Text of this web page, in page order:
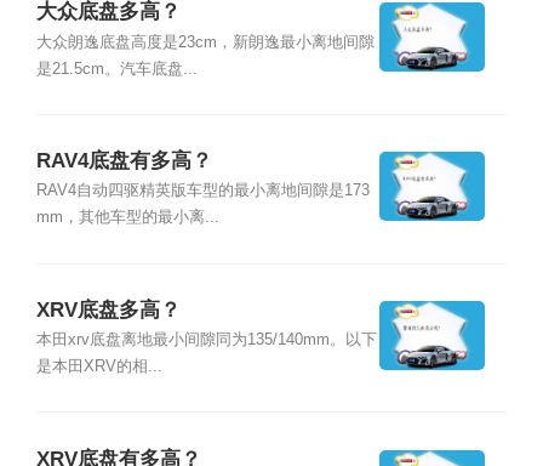
大众底盘多高？
大众朗逸底盘高度是23cm，新朗逸最小离地间隙
是21.5cm。汽车底盘...
RAV4底盘有多高？
RAV4自动四驱精英版车型的最小离地间隙是173
mm，其他车型的最小离...
XRV底盘多高？
本田xrv底盘离地最小间隙同为135/140mm。以下
是本田XRV的相...
XRV底盘有多高？